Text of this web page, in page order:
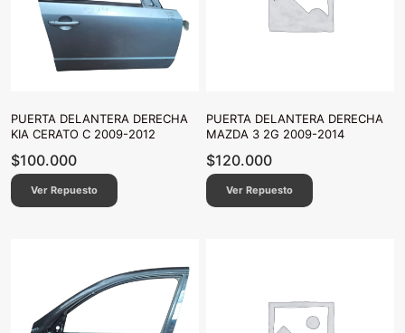
PUERTA DELANTERA DERECHA
KIA CERATO C 2009-2012
$100.000
Ver Repuesto
PUERTA DELANTERA DERECHA
MAZDA 3 2G 2009-2014
$120.000
Ver Repuesto